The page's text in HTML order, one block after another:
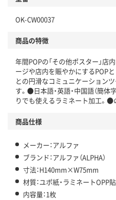
OK-CW00037
商品の特徴
年間POPの「その他ポスター」店
ージや店内を賑やかにするPOP
との円滑なコミュニケーション
す。●日本語・英語・中国語（簡体
りでも使えるラミネート加工。●
商品仕様
メーカー：アルファ
ブランド：アルファ（ALPHA）
寸法：H140mm×W75mm
材質：ユポ紙・ラミネートOPP
内容量：1枚